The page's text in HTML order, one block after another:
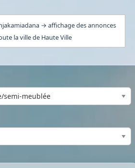
→ affichage des annonces
la ville de Haute Ville